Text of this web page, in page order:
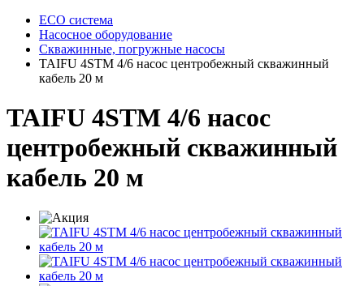
ECO система
Насосное оборудование
Скважинные, погружные насосы
TAIFU 4STM 4/6 насос центробежный скважинный
кабель 20 м
TAIFU 4STM 4/6 насос
центробежный скважинный
кабель 20 м